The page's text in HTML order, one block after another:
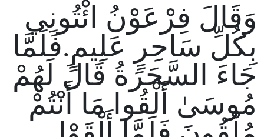
وَقَالَ فِرْعَوْنُ ائْتُونِي
بِكُلِّ سَاحِرٍ عَلِيمٍ.فَلَمَّا
جَاءَ السَّحَرَةُ قَالَ لَهُمْ
مُوسَىٰ أَلْقُوا مَا أَنْتُمْ